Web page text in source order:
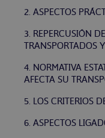
2. ASPECTOS
3. REPERCUSIÓN
TRANSPORTADOS
4. NORMATIVA
AFECTA SU
5. LOS CRITERIOS
6. ASPECTOS